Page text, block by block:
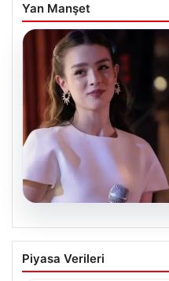
Yan Manşet
‘Yeraltı’ dizisinde
duyurusunda
Piyasa Verileri